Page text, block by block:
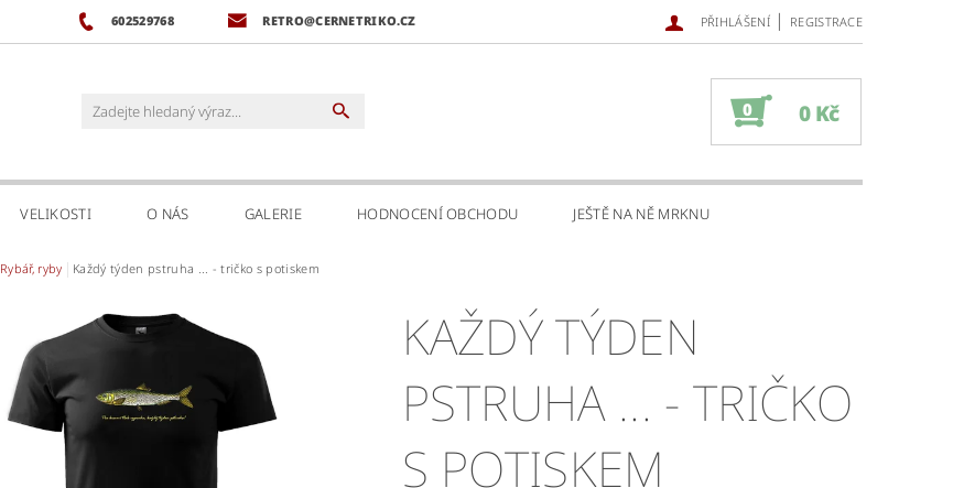
602529768 RETRO@CERNETRIKO.CZ PŘIHLÁŠENÍ | REGISTRACE
0 0 Kč
VELIKOSTI O NÁS GALERIE HODNOCENÍ OBCHODU JEŠTĚ NA NĚ MRKNU
Rybář, ryby Každý týden pstruha ... - tričko s potiskem
KAŽDÝ TÝDEN
PSTRUHA ... - TRIČKO
S POTISKEM